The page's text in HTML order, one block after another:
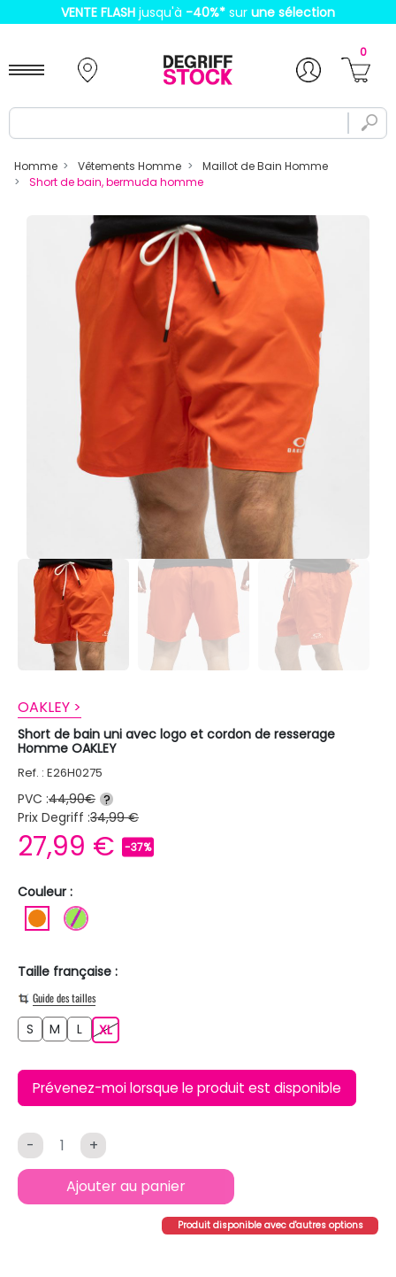
VENTE FLASH jusqu'à -40%* sur une sélection
0
Homme Vêtements Homme
Maillot de Bain Homme
Short de bain, bermuda homme
OAKLEY >
Short de bain uni avec logo et cordon de resserage
Homme OAKLEY
Ref. : E26H0275
PVC :44,90€ ?
Prix Degriff :34,99 €
27,99 € -37%
Couleur :
ORANGEVERT CLAIR
Taille française :
Guide des tailles
S M L XLXL
Prévenez-moi lorsque le produit est disponible
- +
Ajouter au panier
Produit disponible avec d'autres options